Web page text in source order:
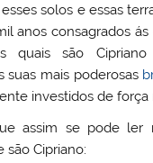
solos e essas
anos consagrados
quais são
suas mais poderosas
investidos de força
assim se pode ler
são Cipriano: